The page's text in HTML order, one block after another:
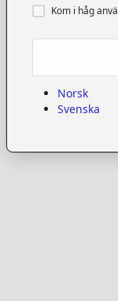
Kom
i
Kom i håg
Norsk
Svenska